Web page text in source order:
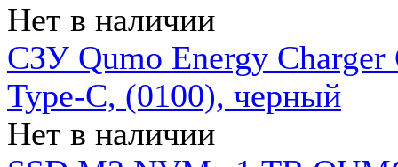
Нет в наличии
СЗУ Qumo Energy
Type-C, (0100), черный
Нет в наличии